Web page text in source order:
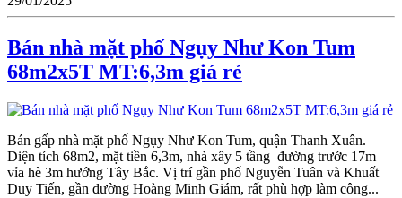
Bán nhà mặt phố Ngụy Như Kon Tum
68m2x5T MT:6,3m giá rẻ
Bán gấp nhà mặt phố Ngụy Như Kon Tum, quận Thanh Xuân.
Diện tích 68m2, mặt tiền 6,3m, nhà xây 5 tầng đường trước 17m
vỉa hè 3m hướng Tây Bắc. Vị trí gần phố Nguyễn Tuân và Khuất
Duy Tiến, gần đường Hoàng Minh Giám, rất phù hợp làm công...